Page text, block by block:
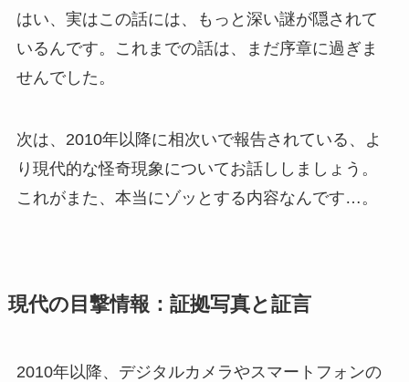
はい、実はこの話には、もっと深い謎が隠されて
いるんです。これまでの話は、まだ序章に過ぎま
せんでした。
次は、2010年以降に相次いで報告されている、よ
り現代的な怪奇現象についてお話ししましょう。
これがまた、本当にゾッとする内容なんです…。
現代の目撃情報：証拠写真と証言
2010年以降、デジタルカメラやスマートフォンの